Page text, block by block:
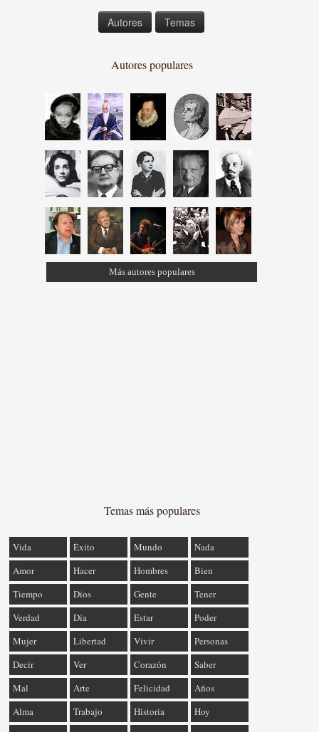
Autores Temas
Autores populares
Más autores populares
Temas más populares
Vida Éxito Mundo
Nada
Amor
Hacer Hombres
Bien
Tiempo
Dios Gente
Tener
Verdad
Día Estar
Poder
Mujer
Libertad Vivir
Personas
Decir
Ver Corazón
Saber
Mal
Arte Felicidad
Años
Alma
Trabajo Historia
Hoy